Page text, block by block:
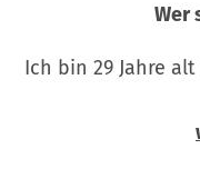
Wer
Ich bin 29 Jahre